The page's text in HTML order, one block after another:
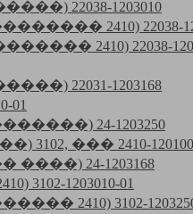
22038-1203010
2410) 22038-
2410) 22038-
22031-1203168
01
24-1203250
��� 2410-
24-1203168
1203010-01
2410) 3102-